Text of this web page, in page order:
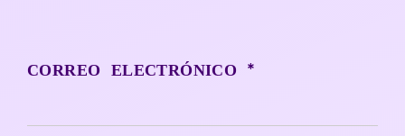
CORREO ELECTRÓNICO *